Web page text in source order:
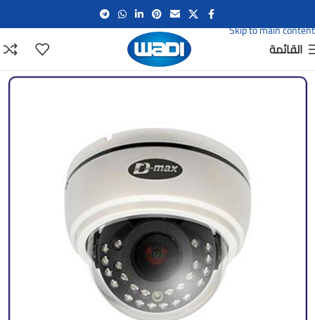
Skip to main content
القائمة